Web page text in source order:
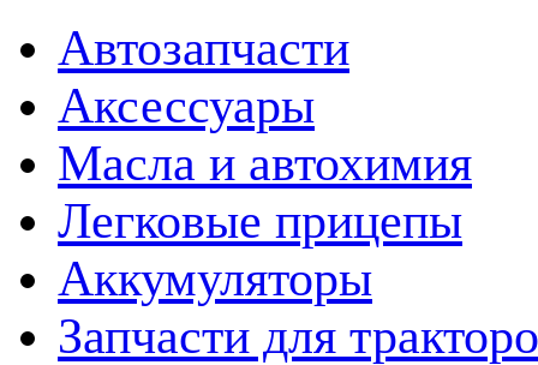
Автозапчасти
Аксессуары
Масла и автохимия
Легковые прицепы
Аккумуляторы
Запчасти для